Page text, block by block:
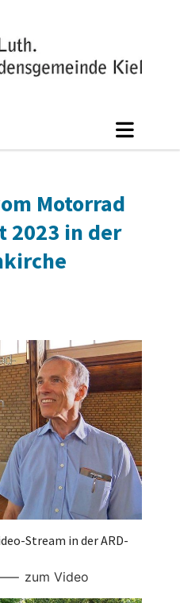
Motorrad
2023 in der
Stream in der ARD-
zum Video